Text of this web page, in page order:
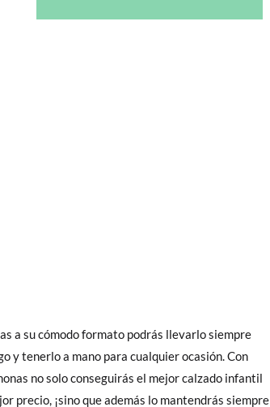
a su cómodo formato podrás llevarlo siempre
y tenerlo a mano para cualquier ocasión. Con
no solo conseguirás el mejor calzado infantil
precio, ¡sino que además lo mantendrás siempre
también son GRATIS y puedes realizarlos
tu casa!
El precio final será el de los zapatos que